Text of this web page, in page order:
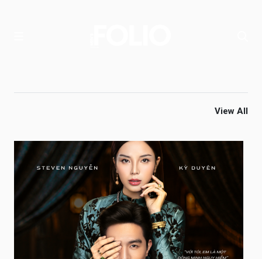
View All